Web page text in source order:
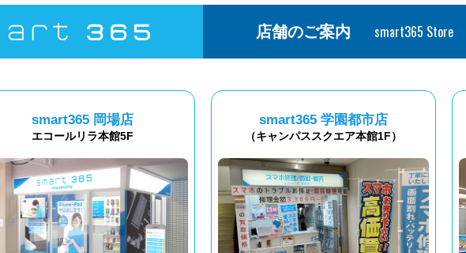
店舗のご案内 smart365 Store
smart365 岡場店
エコールリラ本館5F
smart365 学園都市店
（キャンパススクエア本館1F）